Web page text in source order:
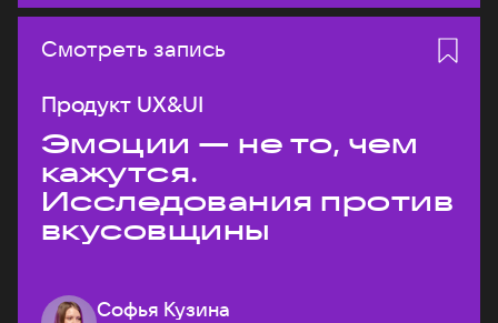
Смотреть запись
Продукт UX&UI
Эмоции — не то, чем
кажутся.
Исследования против
вкусовщины
Софья Кузина